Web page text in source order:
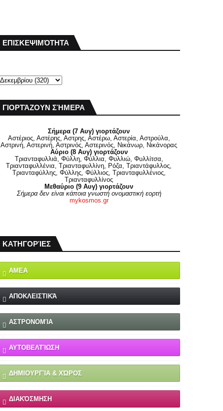
ΕΠΙΣΚΕΨΙΜΌΤΗΤΑ
ΓΙΟΡΤΆΖΟΥΝ ΣΉΜΕΡΑ
Σήμερα (7 Αυγ) γιορτάζουν
Αστέριος, Αστέρης, Αστρης, Αστέρω, Αστερία, Αστρούλα,
Αστρινή, Αστερινή, Αστρινός, Αστερινός, Νικάνωρ, Νικάνορας
Αύριο (8 Αυγ) γιορτάζουν
Τριανταφυλλιά, Φύλλη, Φύλλια, Φυλλιώ, Φυλλίτσα,
Τριανταφυλλένια, Τριανταφυλλίνη, Ρόζα, Τριαντάφυλλος,
Τριανταφύλλης, Φύλλης, Φύλλιος, Τριανταφυλλένιος,
Τριανταφυλλίνος
Μεθαύριο (9 Αυγ) γιορτάζουν
Σήμερα δεν είναι κάποια γνωστή ονομαστική εορτή
mykosmos.gr
ΚΑΤΗΓΟΡΊΕΣ
ΑΜΕΑ
ΑΠΟΚΛΕΙΣΤΙΚΆ
ΑΣΤΡΟΝΟΜΊΑ
ΑΥΤΟΒΕΛΤΊΩΣΗ
ΔΗΜΙΟΥΡΓΊΑ & ΧΏΡΟΣ
ΔΙΑΚΌΣΜΗΣΗ